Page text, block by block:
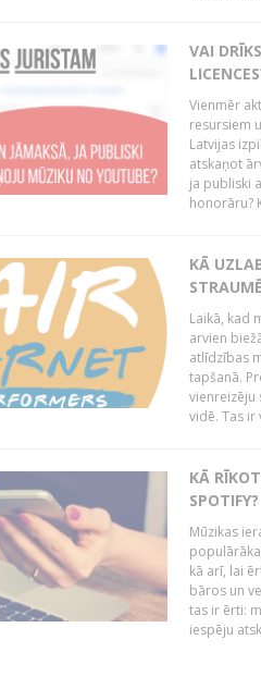
VAI
Vienmēr
resursiem
Latvijas
atskaņot
ja publiski
honorāru?
KĀ
Laikā, kad
arvien
atlīdzības
tapšanā.
vienreizēju
vidē. Tas ir
KĀ
SPOTIFY?
Mūzikas
kā arī, lai
bāros un
tas ir ērti:
iespēju